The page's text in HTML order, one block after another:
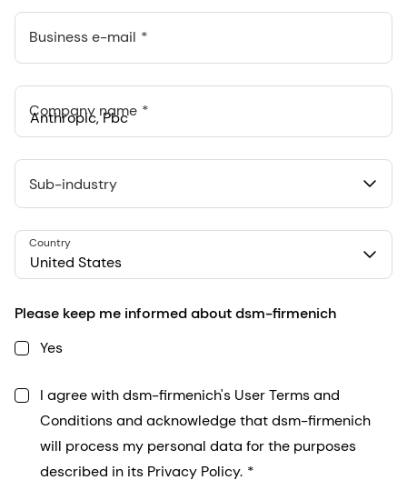
Business e-mail
Company name
548 Market St Pmb 90375, San Francisco, California, US
Sub-industry
United States
Country
Please keep me informed about dsm-firmenich
Yes
I agree with dsm-firmenich's User Terms and
Conditions and acknowledge that dsm-firmenich
will process my personal data for the purposes
described in its Privacy Policy.